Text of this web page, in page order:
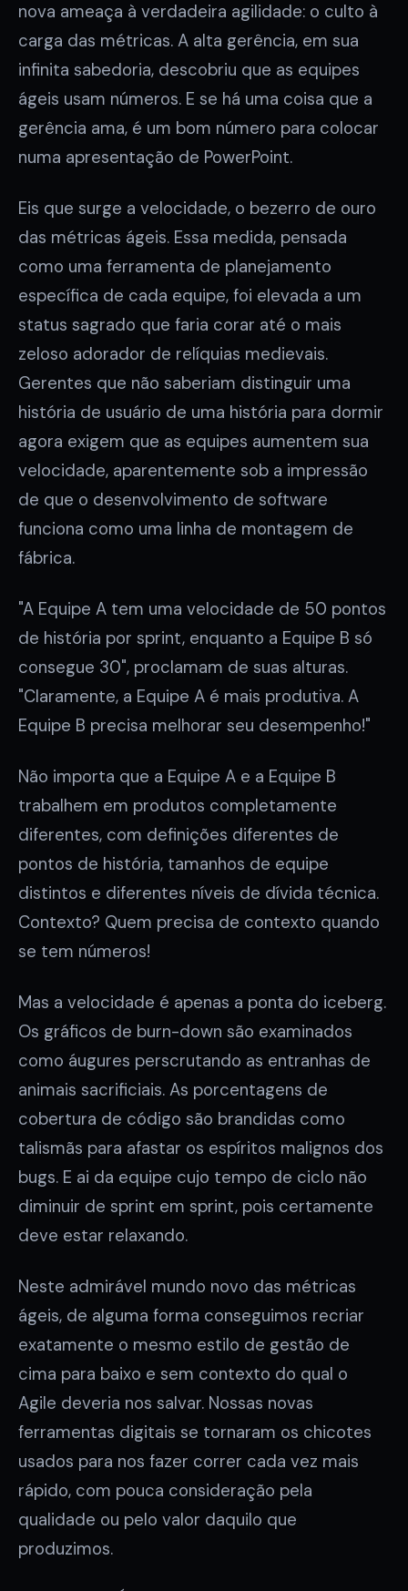
nova ameaça à verdadeira agilidade: o culto à
carga das métricas. A alta gerência, em sua
infinita sabedoria, descobriu que as equipes
ágeis usam números. E se há uma coisa que a
gerência ama, é um bom número para colocar
numa apresentação de PowerPoint.
Eis que surge a velocidade, o bezerro de ouro
das métricas ágeis. Essa medida, pensada
como uma ferramenta de planejamento
específica de cada equipe, foi elevada a um
status sagrado que faria corar até o mais
zeloso adorador de relíquias medievais.
Gerentes que não saberiam distinguir uma
história de usuário de uma história para dormir
agora exigem que as equipes aumentem sua
velocidade, aparentemente sob a impressão
de que o desenvolvimento de software
funciona como uma linha de montagem de
fábrica.
"A Equipe A tem uma velocidade de 50 pontos
de história por sprint, enquanto a Equipe B só
consegue 30", proclamam de suas alturas.
"Claramente, a Equipe A é mais produtiva. A
Equipe B precisa melhorar seu desempenho!"
Não importa que a Equipe A e a Equipe B
trabalhem em produtos completamente
diferentes, com definições diferentes de
pontos de história, tamanhos de equipe
distintos e diferentes níveis de dívida técnica.
Contexto? Quem precisa de contexto quando
se tem números!
Mas a velocidade é apenas a ponta do iceberg.
Os gráficos de burn-down são examinados
como áugures perscrutando as entranhas de
animais sacrificiais. As porcentagens de
cobertura de código são brandidas como
talismãs para afastar os espíritos malignos dos
bugs. E ai da equipe cujo tempo de ciclo não
diminuir de sprint em sprint, pois certamente
deve estar relaxando.
Neste admirável mundo novo das métricas
ágeis, de alguma forma conseguimos recriar
exatamente o mesmo estilo de gestão de
cima para baixo e sem contexto do qual o
Agile deveria nos salvar. Nossas novas
ferramentas digitais se tornaram os chicotes
usados para nos fazer correr cada vez mais
rápido, com pouca consideração pela
qualidade ou pelo valor daquilo que
produzimos.